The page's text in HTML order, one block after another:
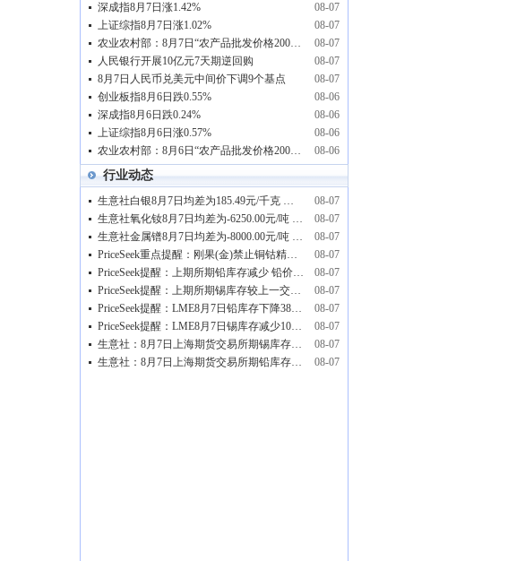
08-07
深成指8月7日涨1.42%
08-07
上证综指8月7日涨1.02%
08-07
农业农村部：8月7日“农产品批发价格200指数”比昨天上升0.26个点
08-07
人民银行开展10亿元7天期逆回购
08-07
8月7日人民币兑美元中间价下调9个基点
08-06
创业板指8月6日跌0.55%
08-06
深成指8月6日跌0.24%
08-06
上证综指8月6日涨0.57%
08-06
农业农村部：8月6日“农产品批发价格200指数”比昨天上升0.17个点
行业动态
08-07
生意社白银8月7日均差为185.49元/千克 由正向缩小重新扩大
08-07
生意社氧化钕8月7日均差为-6250.00元/吨 由负向扩大转为缩小
08-07
生意社金属镨8月7日均差为-8000.00元/吨 由负向扩大转为缩小
08-07
PriceSeek重点提醒：刚果(金)禁止铜钴精矿出口影响分析
08-07
PriceSeek提醒：上期所期铅库存减少 铅价影响分析
08-07
PriceSeek提醒：上期所期锡库存较上一交易日增加
08-07
PriceSeek提醒：LME8月7日铅库存下降3850吨
08-07
PriceSeek提醒：LME8月7日锡库存减少105吨
08-07
生意社：8月7日上海期货交易所期锡库存4848吨
08-07
生意社：8月7日上海期货交易所期铅库存56636吨